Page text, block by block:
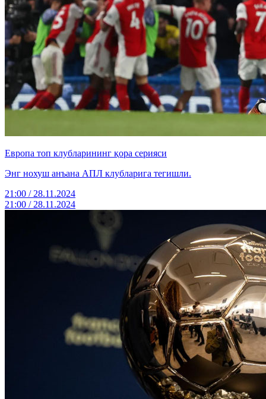
Европа топ клубларининг қора cерияси
Энг нохуш анъана АПЛ клубларига тегишли.
21:00 / 28.11.2024
21:00 / 28.11.2024